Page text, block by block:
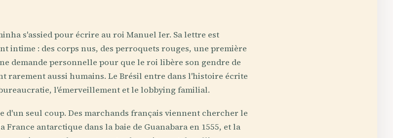
s'assied pour écrire au roi Manuel Ier. Sa lettre est
intime : des corps nus, des perroquets rouges, une première
demande personnelle pour que le roi libère son gendre de
rarement aussi humains. Le Brésil entre dans l'histoire écrite
l'émerveillement et le lobbying familial.
d'un seul coup. Des marchands français viennent chercher le
antarctique dans la baie de Guanabara en 1555, et la